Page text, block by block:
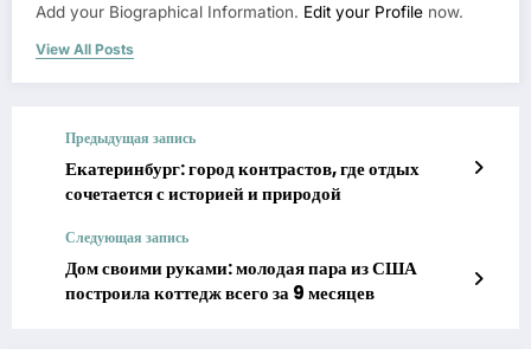
Add your Biographical Information. Edit your Profile now.
View All Posts
Предыдущая запись
Екатеринбург: город контрастов, где отдых
сочетается с историей и природой
Следующая запись
Дом своими руками: молодая пара из США
построила коттедж всего за 9 месяцев